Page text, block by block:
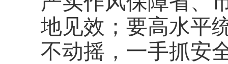
地见效；要高水平
不动摇，一手抓安